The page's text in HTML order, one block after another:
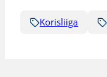
Korisliiga